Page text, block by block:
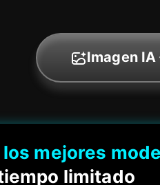
Imagen IA
mejores
limitado